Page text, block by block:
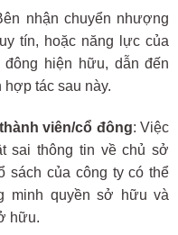
nhận chuyển nhượng
tín, hoặc năng lực của
hiện hữu, dẫn đến
hợp tác sau này.
viên/cổ đông: Việc
sai thông tin về chủ sở
sách của công ty có thể
minh quyền sở hữu và
hữu.